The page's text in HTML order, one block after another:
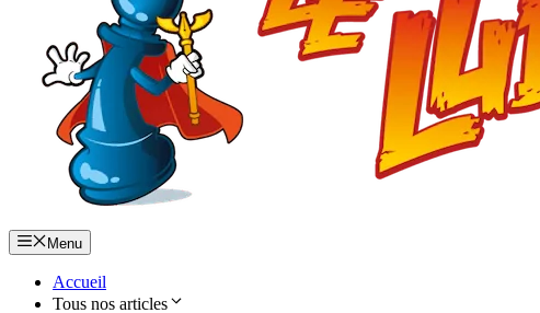
Menu
Accueil
Tous nos articles